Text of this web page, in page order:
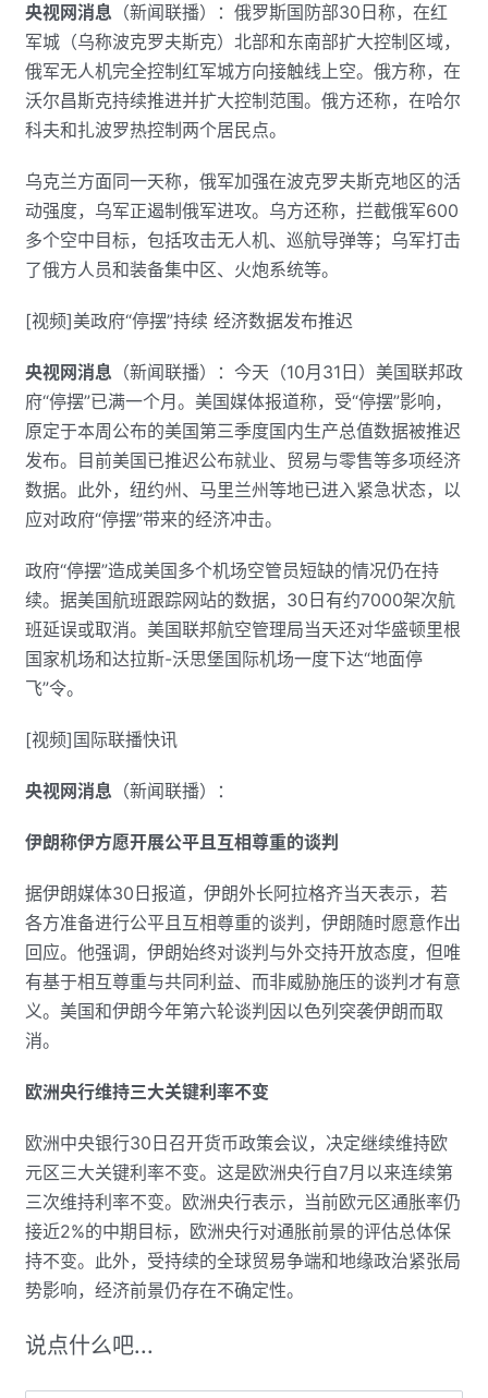
央视网消息 （新闻联播）：俄罗斯国防部30日称，在红
军城（乌称波克罗夫斯克）北部和东南部扩大控制区域，
俄军无人机完全控制红军城方向接触线上空。俄方称，在
沃尔昌斯克持续推进并扩大控制范围。俄方还称，在哈尔
科夫和扎波罗热控制两个居民点。
乌克兰方面同一天称，俄军加强在波克罗夫斯克地区的活
动强度，乌军正遏制俄军进攻。乌方还称，拦截俄军600
多个空中目标，包括攻击无人机、巡航导弹等；乌军打击
了俄方人员和装备集中区、火炮系统等。
[视频]美政府“停摆”持续 经济数据发布推迟
央视网消息 （新闻联播）：今天（10月31日）美国联邦政
府“停摆”已满一个月。美国媒体报道称，受“停摆”影响，
原定于本周公布的美国第三季度国内生产总值数据被推迟
发布。目前美国已推迟公布就业、贸易与零售等多项经济
数据。此外，纽约州、马里兰州等地已进入紧急状态，以
应对政府“停摆”带来的经济冲击。
政府“停摆”造成美国多个机场空管员短缺的情况仍在持
续。据美国航班跟踪网站的数据，30日有约7000架次航
班延误或取消。美国联邦航空管理局当天还对华盛顿里根
国家机场和达拉斯-沃思堡国际机场一度下达“地面停
飞”令。
[视频]国际联播快讯
央视网消息 （新闻联播）：
伊朗称伊方愿开展公平且互相尊重的谈判
据伊朗媒体30日报道，伊朗外长阿拉格齐当天表示，若
各方准备进行公平且互相尊重的谈判，伊朗随时愿意作出
回应。他强调，伊朗始终对谈判与外交持开放态度，但唯
有基于相互尊重与共同利益、而非威胁施压的谈判才有意
义。美国和伊朗今年第六轮谈判因以色列突袭伊朗而取
消。
欧洲央行维持三大关键利率不变
欧洲中央银行30日召开货币政策会议，决定继续维持欧
元区三大关键利率不变。这是欧洲央行自7月以来连续第
三次维持利率不变。欧洲央行表示，当前欧元区通胀率仍
接近2%的中期目标，欧洲央行对通胀前景的评估总体保
持不变。此外，受持续的全球贸易争端和地缘政治紧张局
势影响，经济前景仍存在不确定性。
说点什么吧...